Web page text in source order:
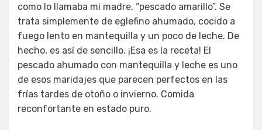
como lo llamaba mi madre, “pescado amarillo”. Se
trata simplemente de eglefino ahumado, cocido a
fuego lento en mantequilla y un poco de leche. De
hecho, es así de sencillo. ¡Esa es la receta! El
pescado ahumado con mantequilla y leche es uno
de esos maridajes que parecen perfectos en las
frías tardes de otoño o invierno. Comida
reconfortante en estado puro.